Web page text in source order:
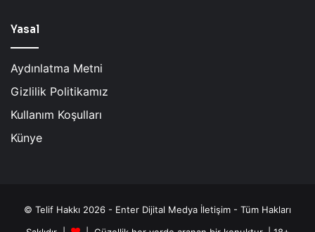
Yasal
Aydınlatma Metni
Gizlilik Politikamız
Kullanım Koşulları
Künye
© Telif Hakkı 2026 - Enter Dijital Medya İletişim - Tüm Hakları